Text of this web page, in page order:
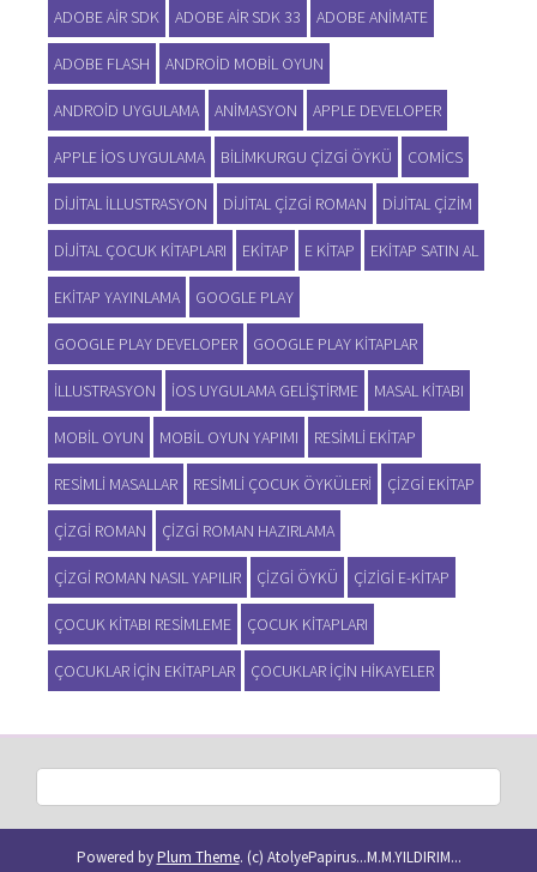
ADOBE AIR SDK ADOBE AIR SDK 33 ADOBE ANIMATE
ADOBE FLASH ANDROID MOBIL OYUN
ANDROID UYGULAMA ANIMASYON APPLE DEVELOPER
APPLE IOS UYGULAMA BILIMKURGU ÇIZGI ÖYKÜ COMICS
DIJITAL ILLUSTRASYON DIJITAL ÇIZGI ROMAN DIJITAL ÇIZIM
DIJITAL ÇOCUK KITAPLARI EKITAP E KITAP EKITAP SATIN AL
EKITAP YAYINLAMA GOOGLE PLAY
GOOGLE PLAY DEVELOPER GOOGLE PLAY KITAPLAR
ILLUSTRASYON IOS UYGULAMA GELIŞTIRME MASAL KITABI
MOBIL OYUN MOBIL OYUN YAPIMI RESIMLI EKITAP
RESIMLI MASALLAR RESIMLI ÇOCUK ÖYKÜLERI ÇIZGI EKITAP
ÇIZGI ROMAN ÇIZGI ROMAN HAZIRLAMA
ÇIZGI ROMAN NASIL YAPILIR ÇIZGI ÖYKÜ ÇIZIGI E-KITAP
ÇOCUK KITABI RESIMLEME ÇOCUK KITAPLARI
ÇOCUKLAR IÇIN EKITAPLAR ÇOCUKLAR IÇIN HIKAYELER
Powered byPlum Theme. (c) AtolyePapirus...M.M.YILDIRIM...